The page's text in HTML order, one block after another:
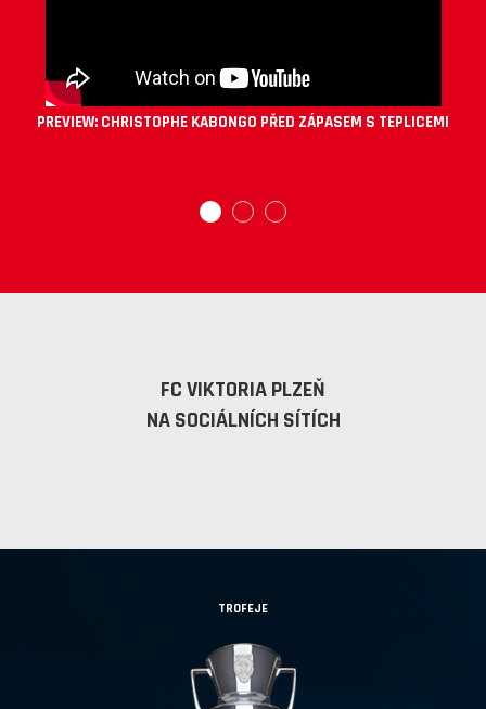
PREVIEW: CHRISTOPHE KABONGO PŘED ZÁPASEM S TEPLICEMI
FC VIKTORIA PLZEŇ
NA SOCIÁLNÍCH SÍTÍCH
TROFEJE